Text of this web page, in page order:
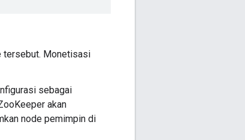
tersebut. Monetisasi
sebagai
akan
node pemimpin di